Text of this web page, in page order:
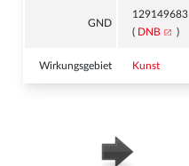
GND
129149683
( DNB )
Wirkungsgebiet Kunst